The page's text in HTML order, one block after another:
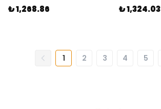
₺ 1,268.86 ₺ 1,324.03
1 2 3 4 5